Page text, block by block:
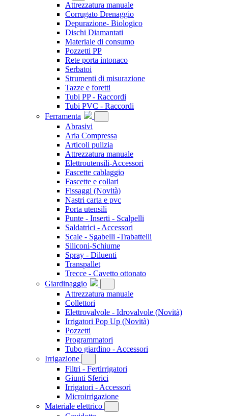
Attrezzatura manuale
Corrugato Drenaggio
Depurazione- Biologico
Dischi Diamantati
Materiale di consumo
Pozzetti PP
Rete porta intonaco
Serbatoi
Strumenti di misurazione
Tazze e foretti
Tubi PP - Raccordi
Tubi PVC - Raccordi
Ferramenta
Abrasivi
Aria Compressa
Articoli pulizia
Attrezzatura manuale
Elettroutensili-Accessori
Fascette cablaggio
Fascette e collari
Fissaggi (Novità)
Nastri carta e pvc
Porta utensili
Punte - Inserti - Scalpelli
Saldatrici - Accessori
Scale - Sgabelli -Trabattelli
Siliconi-Schiume
Spray - Diluenti
Transpallet
Trecce - Cavetto ottonato
Giardinaggio
Attrezzatura manuale
Collettori
Elettrovalvole - Idrovalvole (Novità)
Irrigatori Pop Up (Novità)
Pozzetti
Programmatori
Tubo giardino - Accessori
Irrigazione
Filtri - Fertirrigatori
Giunti Sferici
Irrigatori - Accessori
Microirrigazione
Materiale elettrico